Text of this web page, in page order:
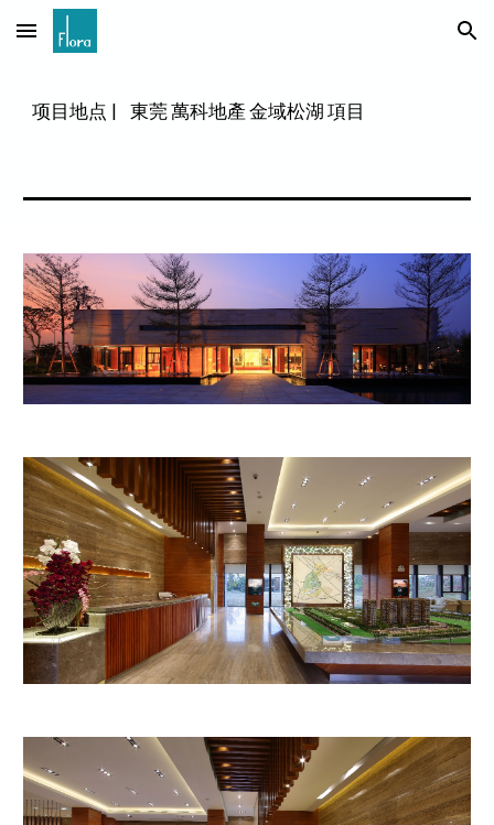
Skip to main content Skip to navigation
项目地点 東莞 萬科地產 金域松湖 項目